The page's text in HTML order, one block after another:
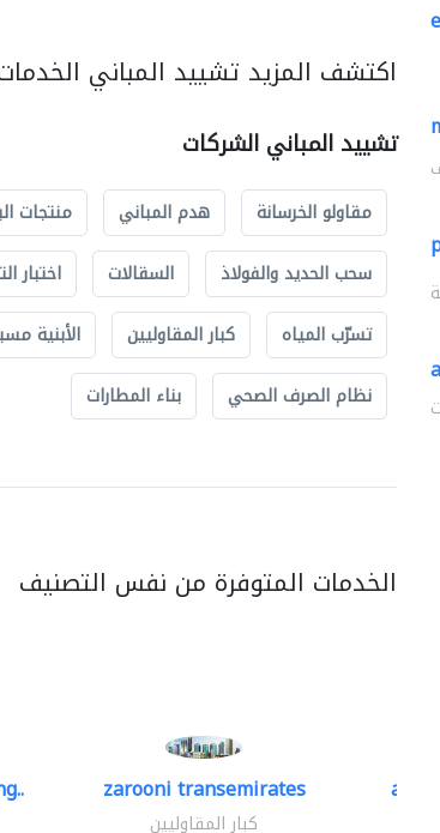
اكتشف المزيد تشييد المباني
تشييد المباني الشركات
مقاولو الخرسانة هدم المباني منتجات
سحب الحديد والفولاذ
السقالات اختبار
تسرّب المياه
كبار المقاوليين الأبنية
نظام الصرف الصحي
بناء المطارات
الخدمات المتوفرة من نفس التصنيف
zarooni transemirates
كبار المقاوليين